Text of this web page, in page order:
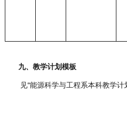
九、教学计划模板
见“能源科学与工程系本科教学计